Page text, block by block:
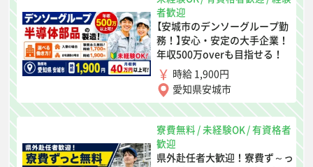
者歓迎
【安城市のデンソーグループ勤
務！】安心・安定の大手企業！
年収500万overも目指せる！
時給 1,900円
愛知県安城市
寮費無料 /未経験OK/有資格者
歓迎
県外赴任者大歓迎！寮費ず～っ